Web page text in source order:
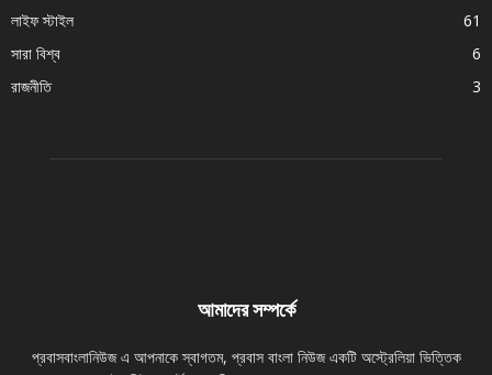
লাইফ স্টাইল
61
সারা বিশ্ব
6
রাজনীতি
3
আমাদের সম্পর্কে
প্রবাসবাংলানিউজ এ আপনাকে স্বাগতম, প্রবাস বাংলা নিউজ একটি অস্ট্রেলিয়া ভিত্তিক